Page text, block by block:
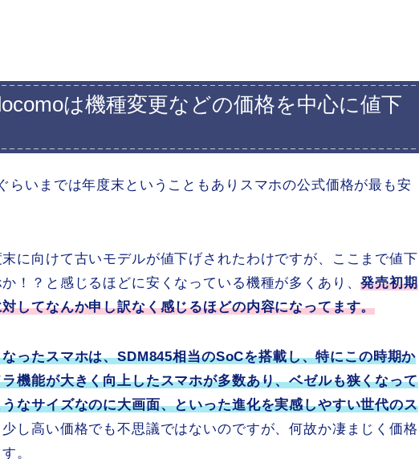
は機種変更などの価格を中心に値下
らいまでは年度末ということもありスマホの公式価格が最も安
に向けて古いモデルが値下げされたわけですが、ここまで値下
！？と感じるほどに安くなっている機種が多くあり、発売初期
してなんか申し訳なく感じるほどの内容になってます。
ったスマホは、SDM845相当のSoCを搭載し、特にこの時期か
機能が大きく向上したスマホが多数あり、ベゼルも狭くなって
なサイズなのに大画面、といった進化を実感しやすい世代のス
し高い価格でも不思議ではないのですが、何故か凄まじく価格
。